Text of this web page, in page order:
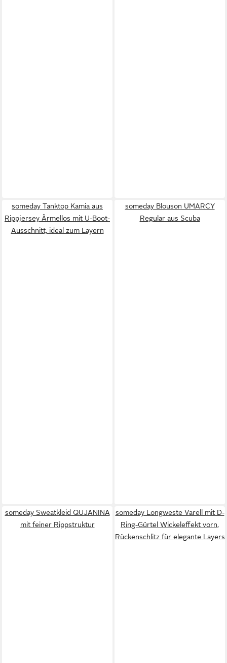
someday Tanktop Kamia aus
Rippjersey Ärmellos mit U-Boot-
Ausschnitt, ideal zum Layern
someday Blouson UMARCY
Regular aus Scuba
someday Sweatkleid QUJANINA
mit feiner Rippstruktur
someday Longweste Varell mit D-
Ring-Gürtel Wickeleffekt vorn,
Rückenschlitz für elegante Layers